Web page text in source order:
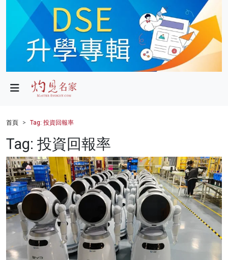
政局
財經
健康
商業
科技
影片
名家榜
首頁 Tag: 投資回報率
Tag: 投資回報率